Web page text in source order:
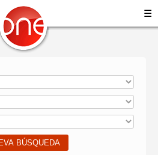
☰
BÚSQUEDA